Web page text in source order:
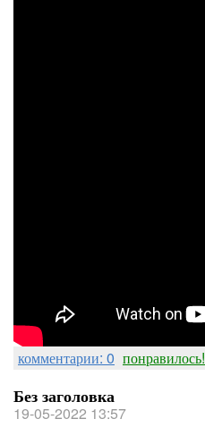
комментарии: 0 понравилось!
Без заголовка
19-05-2022 13:57